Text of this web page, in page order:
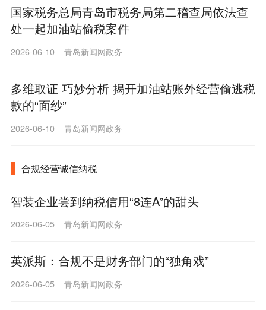
国家税务总局青岛市税务局第二稽查局依法查
处一起加油站偷税案件
2026-06-10 青岛新闻网政务
多维取证 巧妙分析 揭开加油站账外经营偷逃税
款的“面纱”
2026-06-10 青岛新闻网政务
合规经营诚信纳税
智装企业尝到纳税信用“8连A”的甜头
2026-06-05 青岛新闻网政务
英派斯：合规不是财务部门的“独角戏”
2026-06-05 青岛新闻网政务